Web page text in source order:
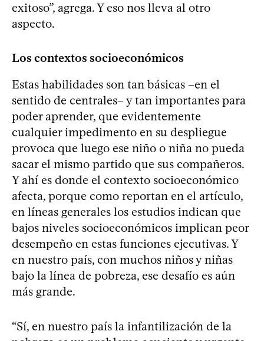
exitoso”, agrega. Y eso nos lleva al otro
aspecto.
Los contextos socioeconómicos
Estas habilidades son tan básicas –en el
sentido de centrales– y tan importantes para
poder aprender, que evidentemente
cualquier impedimento en su despliegue
provoca que luego ese niño o niña no pueda
sacar el mismo partido que sus compañeros.
Y ahí es donde el contexto socioeconómico
afecta, porque como reportan en el artículo,
en líneas generales los estudios indican que
bajos niveles socioeconómicos implican peor
desempeño en estas funciones ejecutivas. Y
en nuestro país, con muchos niños y niñas
bajo la línea de pobreza, ese desafío es aún
más grande.
“Sí, en nuestro país la infantilización de la